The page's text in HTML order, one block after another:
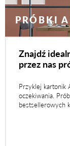
PRÓBKI
Znajdź
przez nas
Przyklej kartonik
oczekiwania.
bestsellerowych